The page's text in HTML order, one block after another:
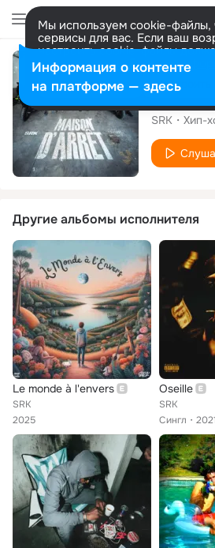
Мы используем cookie-файлы,
сервисы для вас. Если ваш
настроить cookie-файлы
представитель. Больше
Разрешить все Настроить
Сингл
Maison
SRK Хип-
Другие альбомы исполнителя
Le monde à l'envers
SRK
2025
Oseille
SRK
Сингл
2021
Информация о контенте
на платформе — здесь